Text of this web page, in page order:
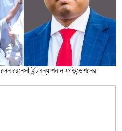
রেনেসাঁ ইন্টারন্যাশনাল ফাউন্ডেশনের